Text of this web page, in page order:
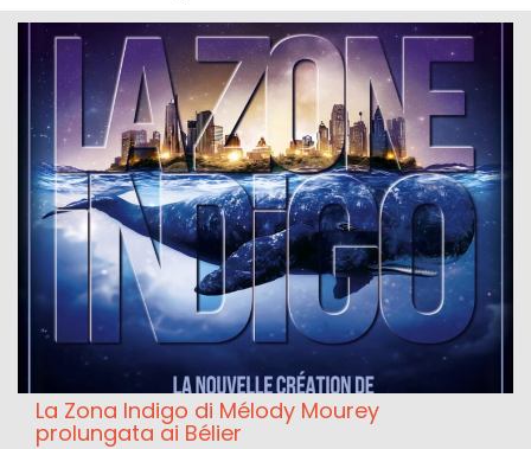
La Zona Indigo di Mélody Mourey
prolungata ai Bélier